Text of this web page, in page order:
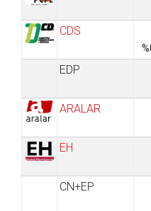
CDS
EDP
ARALAR
EH
CN+EP